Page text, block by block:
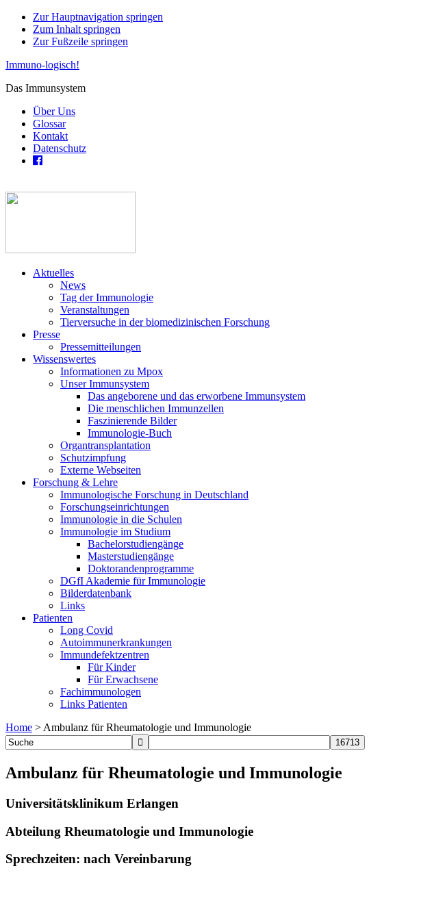
Zur Hauptnavigation springen
Zum Inhalt springen
Zur Fußzeile springen
Immuno-logisch!
Das Immunsystem
Über Uns
Glossar
Kontakt
Datenschutz
Aktuelles
News
Tag der Immunologie
Veranstaltungen
Tierversuche in der biomedizinischen Forschung
Presse
Pressemitteilungen
Wissenswertes
Informationen zu Mpox
Unser Immunsystem
Das angeborene und das erworbene Immunsystem
Die menschlichen Immunzellen
Faszinierende Bilder
Immunologie-Buch
Organtransplantation
Schutzimpfung
Externe Webseiten
Forschung & Lehre
Immunologische Forschung in Deutschland
Forschungseinrichtungen
Immunologie in die Schulen
Immunologie im Studium
Bachelorstudiengänge
Masterstudiengänge
Doktorandenprogramme
DGfI Akademie für Immunologie
Bilderdatenbank
Links
Patienten
Long Covid
Autoimmunerkrankungen
Immundefektzentren
Für Kinder
Für Erwachsene
Fachimmunologen
Links Patienten
Home > Ambulanz für Rheumatologie und Immunologie
Ambulanz für Rheumatologie und Immunologie
Universitätsklinikum Erlangen
Abteilung Rheumatologie und Immunologie
Sprechzeiten: nach Vereinbarung